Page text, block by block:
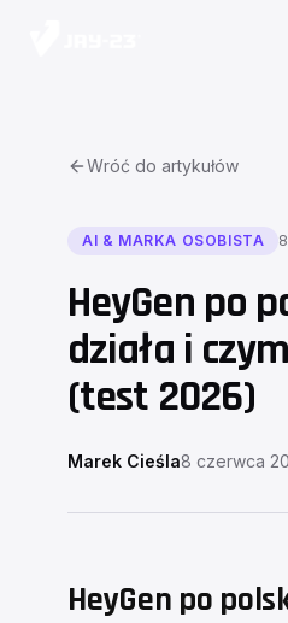
Wróć do artykułów
AI & MARKA OSOBISTA
HeyGen po
działa i
(test 2026)
Marek Cieśla8 czerwca
HeyGen po